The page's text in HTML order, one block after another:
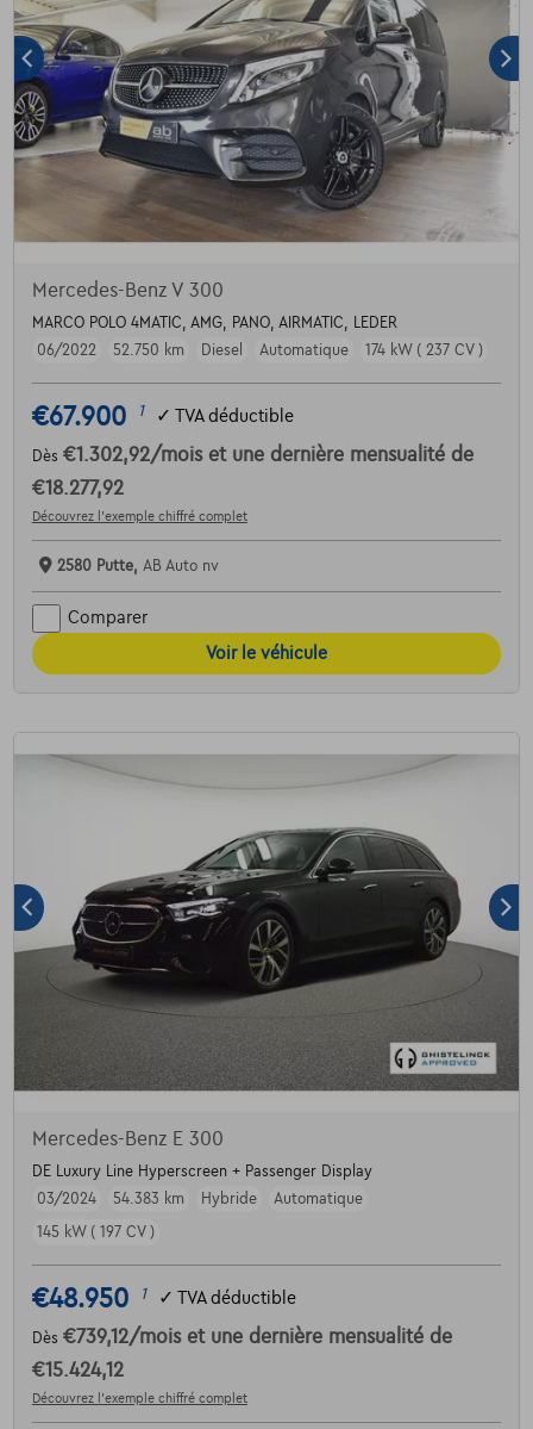
Mercedes-Benz V 300
MARCO POLO 4MATIC, AMG, PANO, AIRMATIC, LEDER
06/2022
52.750 km Diesel Automatique 174 kW ( 237 CV )
€67.900 1 ✓ TVA déductible
Dès €1.302,92/mois et une dernière mensualité de
€18.277,92
Découvrez l’exemple chiffré complet
2580 Putte, AB Auto nv
Comparer
Voir le véhicule
Mercedes-Benz E 300
DE Luxury Line Hyperscreen + Passenger Display
03/2024
54.383 km Hybride
Automatique
145 kW ( 197 CV )
€48.950 1 ✓ TVA déductible
Dès €739,12/mois et une dernière mensualité de
€15.424,12
Découvrez l’exemple chiffré complet